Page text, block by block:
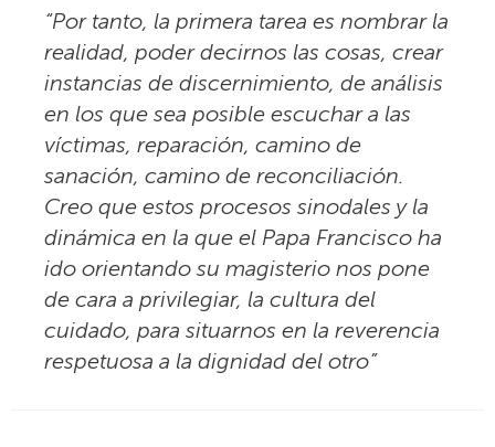
“Por tanto, la primera tarea es nombrar la
realidad, poder decirnos las cosas, crear
instancias de discernimiento, de análisis
en los que sea posible escuchar a las
víctimas, reparación, camino de
sanación, camino de reconciliación.
Creo que estos procesos sinodales y la
dinámica en la que el Papa Francisco ha
ido orientando su magisterio nos pone
de cara a privilegiar, la cultura del
cuidado, para situarnos en la reverencia
respetuosa a la dignidad del otro”